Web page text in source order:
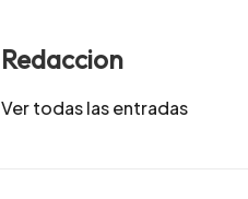
Redaccion
Ver todas las entradas